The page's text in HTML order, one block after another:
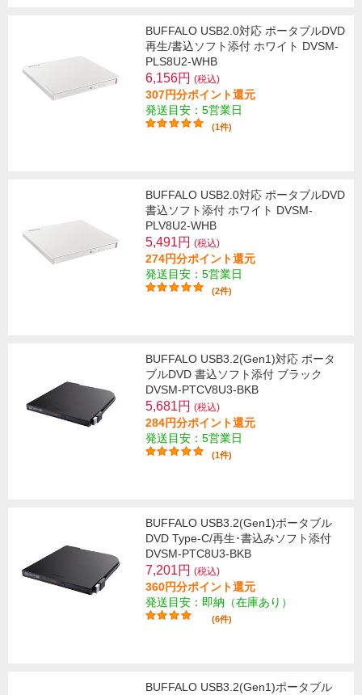
BUFFALO USB2.0対応 ポータブルDVD
再生/書込ソフト添付 ホワイト DVSM-
PLS8U2-WHB
6,156円 (税込)
307円分ポイント還元
発送目安：5営業日
(1件)
BUFFALO USB2.0対応 ポータブルDVD
書込ソフト添付 ホワイト DVSM-
PLV8U2-WHB
5,491円 (税込)
274円分ポイント還元
発送目安：5営業日
(2件)
BUFFALO USB3.2(Gen1)対応 ポータ
ブルDVD 書込ソフト添付 ブラック
DVSM-PTCV8U3-BKB
5,681円 (税込)
284円分ポイント還元
発送目安：5営業日
(1件)
BUFFALO USB3.2(Gen1)ポータブル
DVD Type-C/再生･書込みソフト添付
DVSM-PTC8U3-BKB
7,201円 (税込)
360円分ポイント還元
発送目安：即納（在庫あり）
(6件)
BUFFALO USB3.2(Gen1)ポータブル